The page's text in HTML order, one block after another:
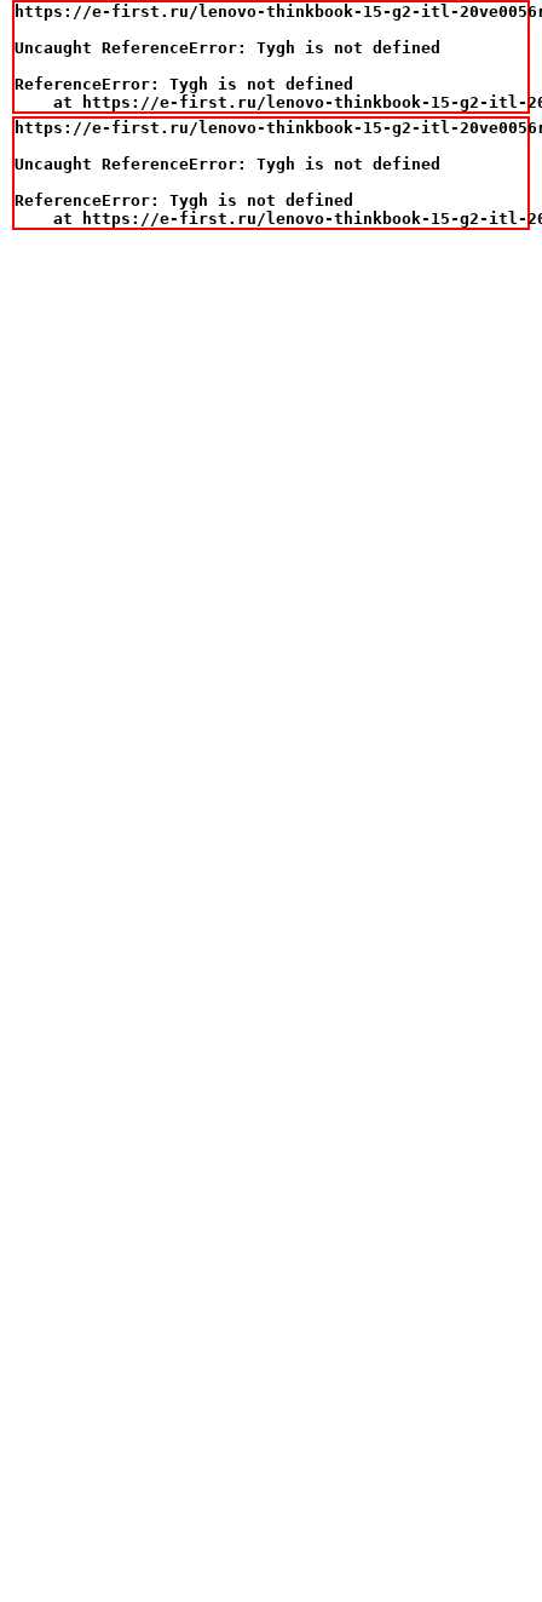
https://e-first.ru/lenovo-thinkbook-15-g2-itl-
Uncaught ReferenceError: Tygh is not defined
ReferenceError: Tygh is not defined
at https://e-first.ru/lenovo-thinkbook-15-g2-
https://e-first.ru/lenovo-thinkbook-15-g2-itl-
Uncaught ReferenceError: Tygh is not defined
ReferenceError: Tygh is not defined
at https://e-first.ru/lenovo-thinkbook-15-g2-